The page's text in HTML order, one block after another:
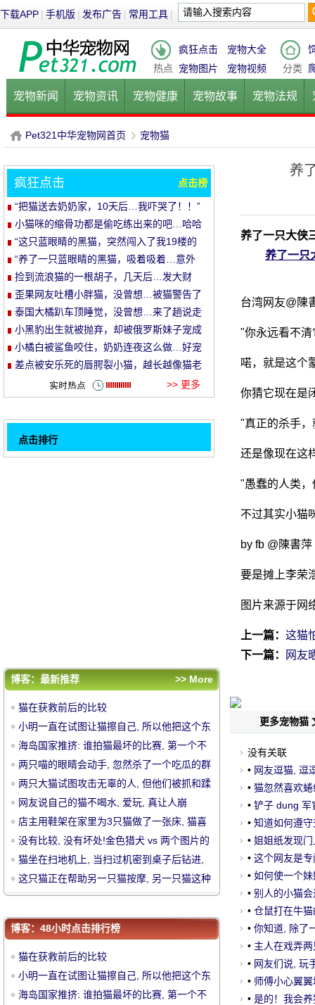
下载APP | 手机版 | 发布广告 | 常用工具 |
热点
疯狂点击
宠物大全
宠物图片
宠物视频 分类
宠物新闻 宠物资讯 宠物健康 宠物故事 宠物法规
健康饮食 宠物美容 宠物医院
P
et
中
华
Pet321中华宠物网首页
›
宠物猫
养
养了一只大侠
养了一只
台湾网友@陳
"你永远看不
喏，就是这个
你猜它现在是
"真正的杀手
还是像现在这
"愚蠢的人类
不过其实小猫
by fb @陳書萍
要是摊上李荣
图片来源于网
上一篇： 这猫
下一篇：
网友
更多宠物猫
没有关联
• 网友逗猫, 逗
妈.....。
• 猫忽然喜欢
么事, 结果.....
• 铲子 dung 军
张脸惊呆了, 超
• 知道如何遵
可惜了.....。
• 姐姐纸发现
到.....。
• 这个网友是
雾..。
• 如何使一个
择..。
• 别人的小猫
• 仓鼠打在牛
• 你知道, 除了
猫也有不同的
• 主人在戏弄
结果.....。
• 网友们说, 玩
的关系..。
• 师傅小心翼
子, 公司的主人
• 是的！我会
疯狂点击 点击榜
“把猫送去奶奶家，10天后…我吓哭了！！”
小猫咪的缩骨功都是偷吃练出来的吧…哈哈
哈
“这只蓝眼睛的黑猫，突然闯入了我19楼的
家里…”
“养了一只蓝眼睛的黑猫，吸着吸着…意外
发生了！”
捡到流浪猫的一根胡子，几天后…发大财
了！
歪果网友吐槽小胖猫，没曾想…被猫警告了
哈哈哈
泰国大橘趴车顶睡觉，没曾想…来了趟说走
就走的旅行哈哈哈！
小黑豹出生就被抛弃，却被俄罗斯妹子宠成
了铁憨憨！
小橘白被鲨鱼咬住，奶奶连夜这么做…好宠
溺！
差点被安乐死的唇腭裂小猫，越长越像猫老
>> 更多
点击排行
舒适的死亡表情, 让人发笑.....。
评论排行
可能停止笑.....。
两只喵的眼睛会动手, 忽然杀了一个吃瓜的群
众..。
两只大猫试图攻击无辜的人, 但他们被抓和蹂
躏, 胆小和谨慎..。
网友说自己的猫不喝水, 爱玩, 真让人崩
溃.....。
店主用鞋架在家里为3只猫做了一张床, 猫喜
欢它, 只是.....。
没有比较, 没有坏处!金色猎犬 vs 两个图片
的风格, 当你与喵大师相处..。
猫坐在扫地机上, 当扫过机密到桌子后钻进,
猫的反应嘲笑人.....。
这只猫正在帮助另一只猫按摩, 另一只猫这种
博客：最新推荐 >> More
猫在获救前后的比较
小明一直在试图让猫擦自己, 所以他把这个东
西绑在他的腿上。
海岛国家推挤: 谁拍猫最坏的比赛, 第一个不
可能停止笑.....。
两只喵的眼睛会动手, 忽然杀了一个吃瓜的群
众..。
两只大猫试图攻击无辜的人, 但他们被抓和蹂
躏, 胆小和谨慎..。
网友说自己的猫不喝水, 爱玩, 真让人崩
溃.....。
店主用鞋架在家里为3只猫做了一张床, 猫喜
欢它, 只是.....。
没有比较, 没有坏处!金色猎犬 vs 两个图片的
风格, 当你与喵大师相处..。
猫坐在扫地机上, 当扫过机密到桌子后钻进,
猫的反应嘲笑人.....。
这只猫正在帮助另一只猫按摩, 另一只猫这种
舒适的死亡表情, 让人发笑.....。
博客：48小时点击排行榜
猫在获救前后的比较
小明一直在试图让猫擦自己, 所以他把这个东
西绑在他的腿上。
海岛国家推挤: 谁拍猫最坏的比赛, 第一个不